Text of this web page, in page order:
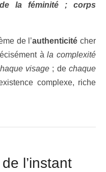
la féminité ; corps
de l’authenticité cher
àla complexité
visage; dechaque
complexe, riche
l’instant